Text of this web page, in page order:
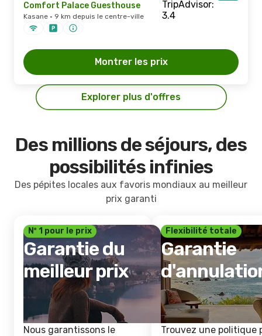
Comfort Palace Guesthouse
Kasane · 9 km depuis le centre-ville
Montrer les prix
Explorer plus d'offres
Des millions de séjours, des
possibilités infinies
Des pépites locales aux favoris mondiaux au meilleur
prix garanti
Nº 1 pour le prix
Garantie du
meilleur prix
Nous garantissons le
Flexibilité totale
Garantie
Trouvez une politique